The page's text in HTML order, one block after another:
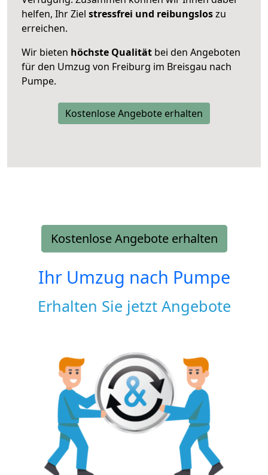
helfen, Ihr Ziel stressfrei und reibungsloszu
erreichen.
Wir bieten höchste Qualität bei den Angeboten
für den Umzug von Freiburg im Breisgau nach
Pumpe.
Kostenlose Angebote erhalten
Kostenlose Angebote erhalten
Ihr Umzug nach Pumpe
Erhalten Sie jetzt Angebote